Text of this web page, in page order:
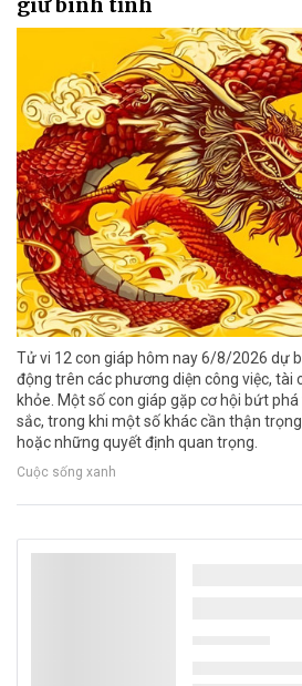
Tử vi 12 con giáp hôm nay 6/8/2026 dự
động trên các phương diện công việc, tài
khỏe. Một số con giáp gặp cơ hội bứt
sắc, trong khi một số khác cần thận
hoặc những quyết định quan trọng.
Cuộc sống xanh
Việt Nam có 2 đại diện